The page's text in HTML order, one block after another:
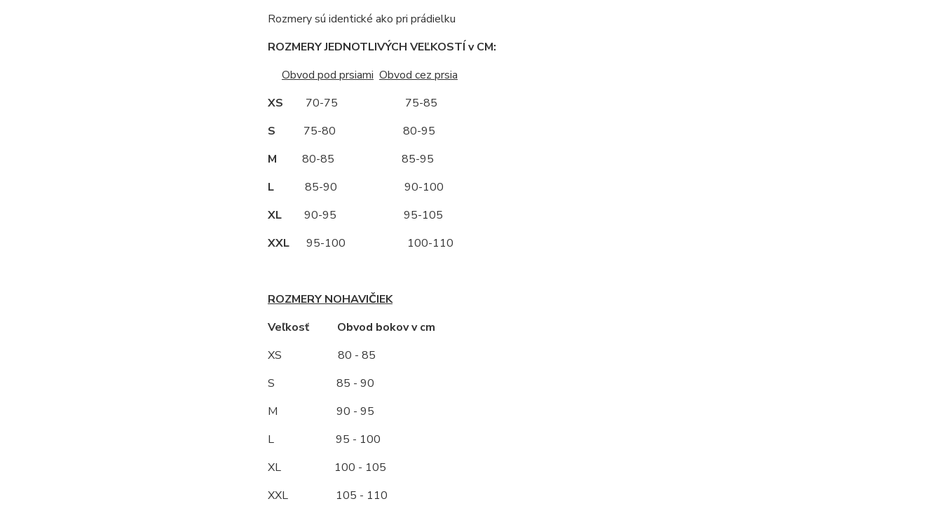
Rozmery sú identické ako pri prádielku
ROZMERY JEDNOTLIVÝCH VEĽKOSTÍ v CM:
Obvod pod prsiami Obvod cez prsia
XS 70-75 75-85
S 75-80 80-95
M 80-85 85-95
L85-90 90-100
XL90-95 95-105
XXL95-100 100-110
ROZMERY NOHAVIČIEK
Veľkosť Obvod bokov v cm
XS
80 - 85
S 85 - 90
M
90 - 95
L 95 - 100
XL 100 - 105
XXL 105 - 110